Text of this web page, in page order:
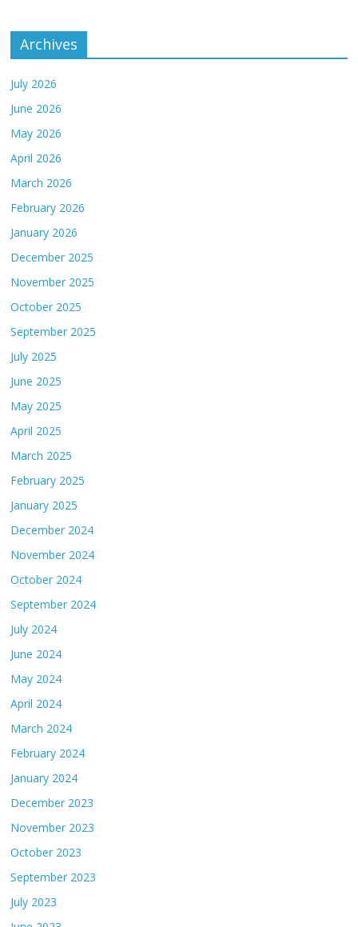
Archives
July 2026
June 2026
May 2026
April 2026
March 2026
February 2026
January 2026
December 2025
November 2025
October 2025
September 2025
July 2025
June 2025
May 2025
April 2025
March 2025
February 2025
January 2025
December 2024
November 2024
October 2024
September 2024
July 2024
June 2024
May 2024
April 2024
March 2024
February 2024
January 2024
December 2023
November 2023
October 2023
September 2023
July 2023